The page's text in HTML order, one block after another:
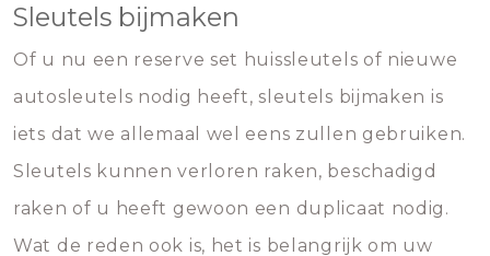
Sleutels bijmaken
Of u nu een reserve set huissleutels of nieuwe
autosleutels nodig heeft, sleutels bijmaken is
iets dat we allemaal wel eens zullen gebruiken.
Sleutels kunnen verloren raken, beschadigd
raken of u heeft gewoon een duplicaat nodig.
Wat de reden ook is, het is belangrijk om uw